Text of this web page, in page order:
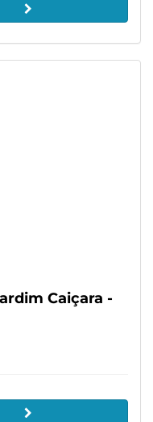
Caiçara -